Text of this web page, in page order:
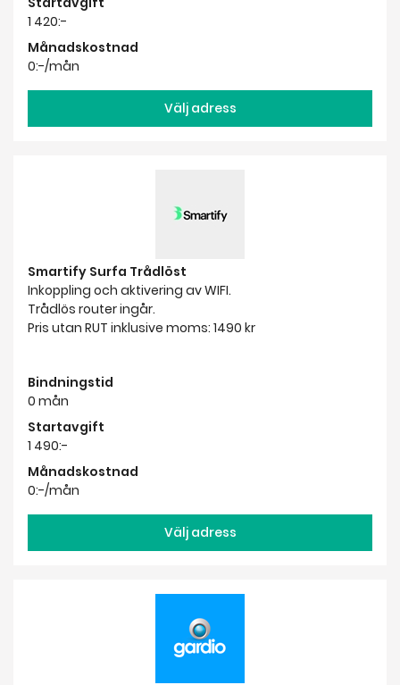
1 420:-
Månadskostnad
0:-/mån
Välj adress
Smartify Surfa Trådlöst
Inkoppling och aktivering av WIFI.
Trådlös router ingår.
Pris utan RUT inklusive moms: 1490 kr
Bindningstid
0 mån
Startavgift
1 490:-
Månadskostnad
0:-/mån
Välj adress